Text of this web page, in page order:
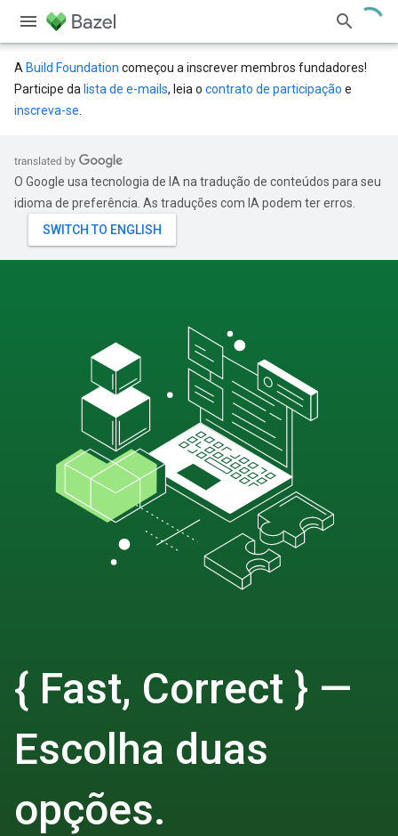
A Build Foundation começou a inscrever membros fundadores!
Participe da lista de e-mails, leia o contrato de participação e
inscreva-se
O Google usa tecnologia de IA na tradução de conteúdos para seu
idioma de preferência. As traduções com IA podem ter erros.
{ Fast, Correct } —
Escolha duas
opções.